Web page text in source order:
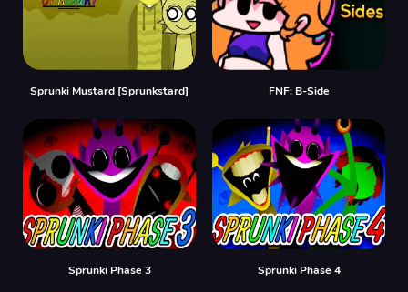
Sprunki Mustard [Sprunkstard] FNF: B-Side
Sprunki Phase 3 Sprunki Phase 4